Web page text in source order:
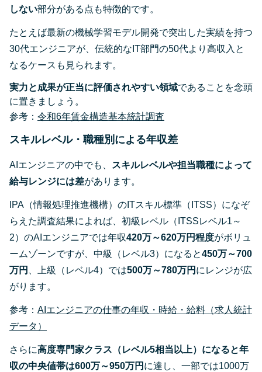
しない部分がある点も特徴的です。
たとえば最新の機械学習モデル開発で突出した実績を持つ
30代エンジニアが、伝統的なIT部門の50代より高収入と
なるケースも見られます。
実力と成果が正当に評価されやすい領域であることを念頭
に置きましょう。
参考： 令和6年賃金構造基本統計調査
スキルレベル・職種別による年収差
AIエンジニアの中でも、
スキルレベルや担当職種によって
給与レンジには差があります。
IPA（情報処理推進機構）のITスキル標準（ITSS）になぞ
らえた調査結果によれば、初級レベル（ITSSレベル1～
2）のAIエンジニアでは年収420万～620万円程度がボリュ
ームゾーンですが、中級（レベル3）になると450万～700
万円
、上級（レベル4）では500万～780万円 にレンジが広
がります​。
参考： AIエンジニアの仕事の年収・時給・給料（求人統計
データ）
さらに高度専門家クラス（レベル5相当以上）になると年
収の中央値帯は600万～950万円 に達し、一部では1000万